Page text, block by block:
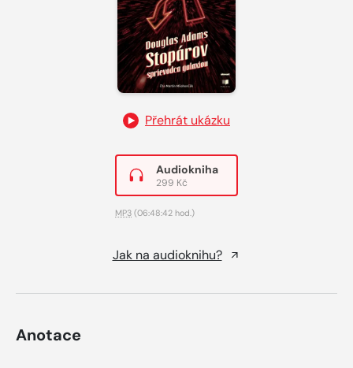
Přehrát ukázku
Audiokniha
299 Kč
MP3 (06:48:42 hod.)
Jak na audioknihu?
Anotace